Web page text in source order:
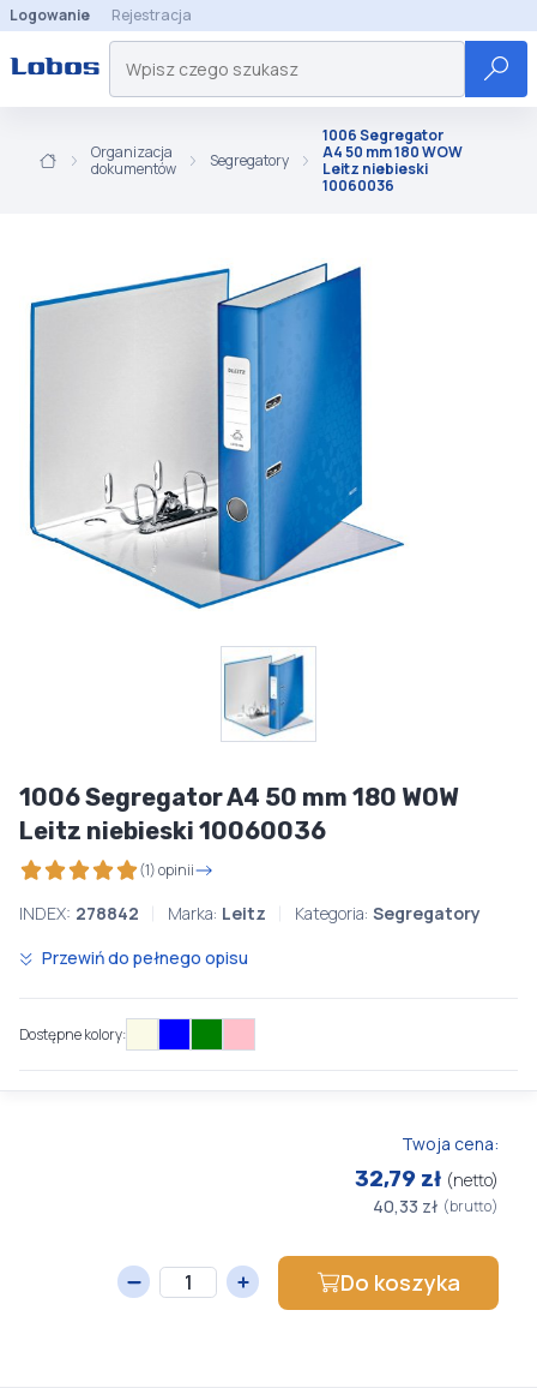
Logowanie Rejestracja
Organizacja
dokumentów
Segregatory
1006 Segregator
A4 50 mm 180 WOW
Leitz niebieski
10060036
1006 Segregator A4 50 mm 180 WOW
Leitz niebieski 10060036
(1) opinii
INDEX: 278842 Marka: Leitz Kategoria: Segregatory
Przewiń do pełnego opisu
Dostępne kolory:
Twoja cena:
32,79 zł (netto)
40,33 zł (brutto)
Do koszyka